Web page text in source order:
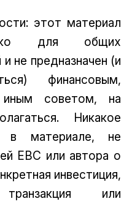
этот материал
для общих
не предназначен (и
финансовым,
иным советом, на
Никакое
в материале, не
EBC или автора о
инвестиция,
или